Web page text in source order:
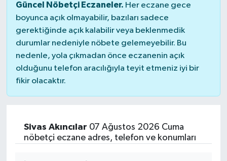
Güncel Nöbetçi Eczaneler. Her eczane gece
boyunca açık olmayabilir, bazıları sadece
gerektiğinde açık kalabilir veya beklenmedik
durumlar nedeniyle nöbete gelemeyebilir. Bu
nedenle, yola çıkmadan önce eczanenin açık
olduğunu telefon aracılığıyla teyit etmeniz iyi bir
fikir olacaktır.
Sivas Akıncılar 07 Ağustos 2026 Cuma
nöbetçi eczane adres, telefon ve konumları